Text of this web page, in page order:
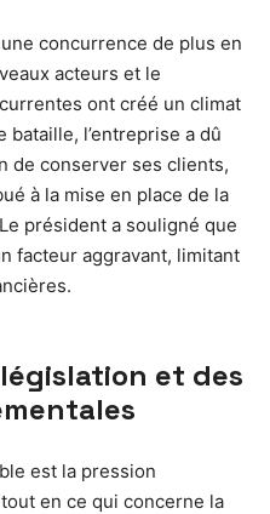
concurrence de plus en
acteurs et le
ont créé un climat
l’entreprise a dû
de conserver ses clients,
à la mise en place de la
président a souligné que
facteur aggravant, limitant
et des
est la pression
en ce qui concerne la